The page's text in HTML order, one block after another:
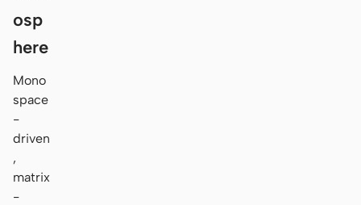
osp
here
Mono
space
-
driven
,
matrix
-